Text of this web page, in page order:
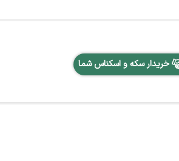
خریدار سکه و اسکناس شما